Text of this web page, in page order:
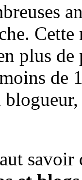
plus de
savoir